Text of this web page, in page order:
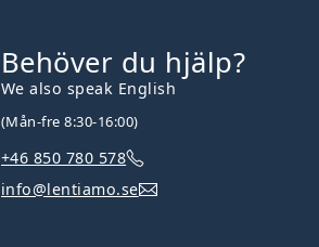
Behöver du hjälp?
We also speak English
(Mån-fre 8:30-16:00)
+46 850 780 578
info@lentiamo.se